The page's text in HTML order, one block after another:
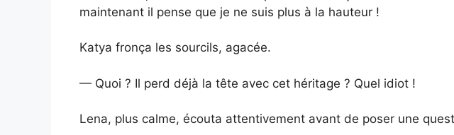
maintenant il pense que je ne suis plus à la hauteur !
Katya fronça les sourcils, agacée.
— Quoi ? Il perd déjà la tête avec cet héritage ? Quel idiot !
Lena, plus calme, écouta attentivement avant de poser une